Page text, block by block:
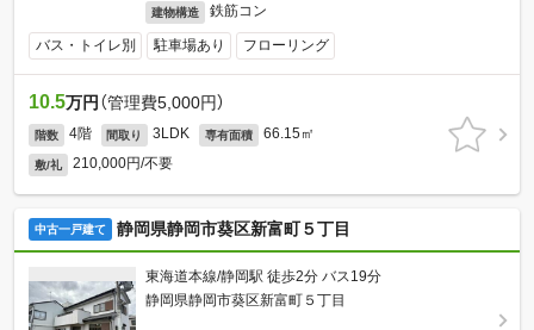
建物構造 鉄筋コン
バス・トイレ別 駐車場あり フローリング
10.5万円 （管理費5,000円）
階数 4階 間取り 3LDK 専有面積 66.15㎡
敷/礼 210,000円/不要
中古一戸建て 静岡県静岡市葵区新富町５丁目
東海道本線/静岡駅 徒歩2分 バス19分
静岡県静岡市葵区新富町５丁目